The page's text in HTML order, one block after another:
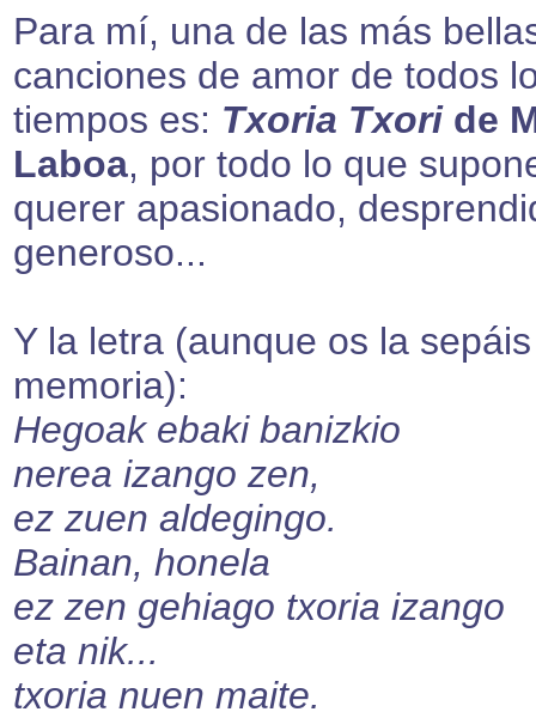
Para mí, una de las más
canciones de amor de todos
tiempos es: Txoria Txoride
Laboa, por todo lo que
querer apasionado,
generoso...
Y la letra (aunque os la
memoria):
Hegoak ebaki banizkio
nerea izango zen,
ez zuen aldegingo.
Bainan, honela
ez zen gehiago txoria izango
eta nik...
txoria nuen maite.